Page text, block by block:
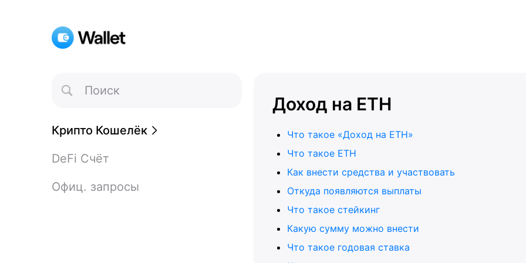
Доход на ETH
Что такое «Доход на ETH»
Что такое ETH
Как внести средства и участвовать
Откуда появляются выплаты
Что такое стейкинг
Какую сумму можно внести
Что такое годовая ставка
Toggle
Search
Крипто Кошелёк
DeFi Счёт
Офиц. запросы